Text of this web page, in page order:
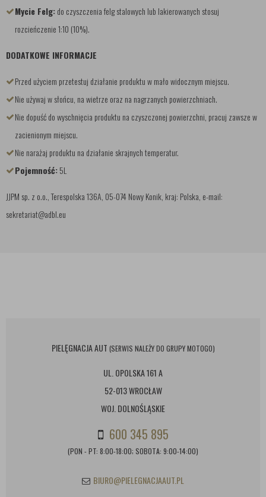
Mycie Felg:do czyszczenia felg stalowych lub lakierowanych stosuj
rozcieńczenie 1:10 (10%).
DODATKOWE INFORMACJE
Przed użyciem przetestuj działanie produktu w mało widocznym miejscu.
Nie używaj w słońcu, na wietrze oraz na nagrzanych powierzchniach.
Nie dopuść do wyschnięcia produktu na czyszczonej powierzchni, pracuj zawsze w
zacienionym miejscu.
Nie narażaj produktu na działanie skrajnych temperatur.
Pojemność:5L
JJPM sp. z o.o., Terespolska 136A, 05-074 Nowy Konik, kraj: Polska, e-mail:
sekretariat@adbl.eu
PIELĘGNACJA AUT (SERWIS NALEŻY DO GRUPY MOTOGO)
UL. OPOLSKA 161 A
52-013 WROCŁAW
WOJ. DOLNOŚLĄSKIE
600 345 895
(PON - PT: 8:00-18:00; SOBOTA: 9:00-14:00)
BIURO@PIELEGNACJAAUT.PL